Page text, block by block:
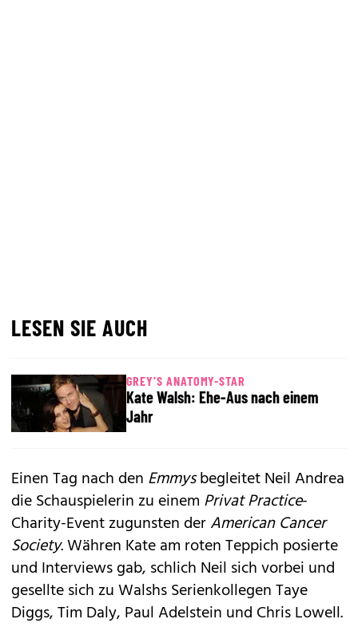
LESEN SIE AUCH
GREY'S ANATOMY-STAR
Kate Walsh: Ehe-Aus nach einem
Jahr
Einen Tag nach den Emmysbegleitet Neil Andrea
die Schauspielerin zu einem Privat Practice-
Charity-Event zugunsten derAmerican Cancer
Society. Währen Kate am roten Teppich posierte
und Interviews gab, schlich Neil sich vorbei und
gesellte sich zu Walshs Serienkollegen Taye
Diggs, Tim Daly, Paul Adelstein und Chris Lowell.